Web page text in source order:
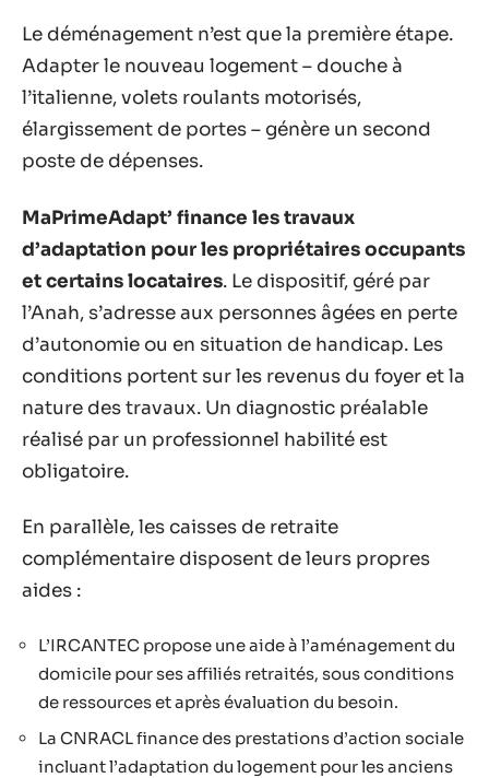
Le déménagement n’est que la première étape.
Adapter le nouveau logement – douche à
l’italienne, volets roulants motorisés,
élargissement de portes – génère un second
poste de dépenses.
MaPrimeAdapt’ finance les travaux
d’adaptation pour les propriétaires occupants
et certains locataires. Le dispositif, géré par
l’Anah, s’adresse aux personnes âgées en perte
d’autonomie ou en situation de handicap. Les
conditions portent sur les revenus du foyer et la
nature des travaux. Un diagnostic préalable
réalisé par un professionnel habilité est
obligatoire.
En parallèle, les caisses de retraite
complémentaire disposent de leurs propres
aides :
L’IRCANTEC propose une aide à l’aménagement du
domicile pour ses affiliés retraités, sous conditions
de ressources et après évaluation du besoin.
La CNRACL finance des prestations d’action sociale
incluant l’adaptation du logement pour les anciens